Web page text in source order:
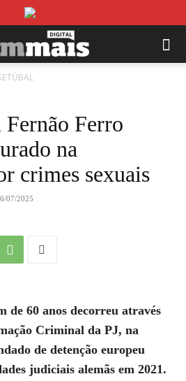
Fernão Ferro
na
crimes sexuais
07/2025
de 60 anos decorreu através
Criminal da PJ, na
de detenção europeu
judiciais alemãs em 2021.